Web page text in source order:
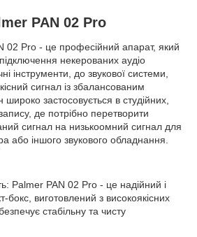
PAN 02 Pro
02 Pro - це професійний апарат, який
некерованих аудіо
інструменти, до звукової системи,
сигнал із збалансованим
широко застосовується в студійних,
де потрібно перетворити
сигнал на низькоомний сигнал для
або іншого звукового обладнання.
Palmer PAN 02 Pro - це надійний і
бокс, виготовлений з високоякісних
стабільну та чисту